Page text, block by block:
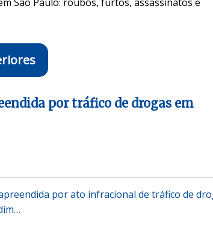
por tráfico de drogas em
por ato infracional de tráfico de